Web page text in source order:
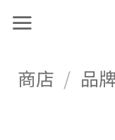
商店 / 品